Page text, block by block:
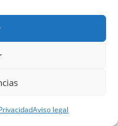
Aviso legal